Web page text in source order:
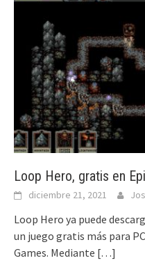
Loop Hero, gratis en
diciembre 21, 2021
Loop Hero ya puede
un juego gratis más para
Games. Mediante […]